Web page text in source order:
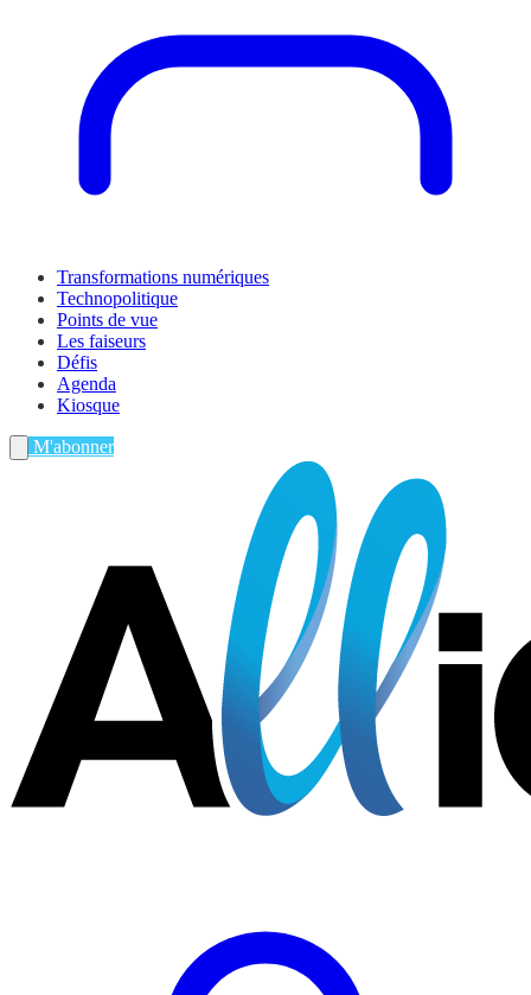
Transformations numériques
Technopolitique
Points de vue
Les faiseurs
Défis
Agenda
Kiosque
M'abonner